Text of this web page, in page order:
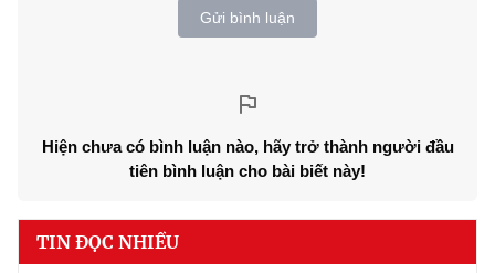
Gửi bình luận
Hiện chưa có bình luận nào, hãy trở thành người đầu
tiên bình luận cho bài biết này!
TIN ĐỌC NHIỀU